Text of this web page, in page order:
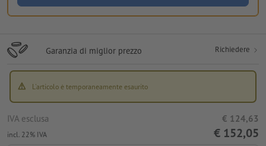
Garanzia di miglior prezzo Richiedere
L'articolo è temporaneamente esaurito
IVA esclusa € 124,63
incl. 22% IVA € 152,05